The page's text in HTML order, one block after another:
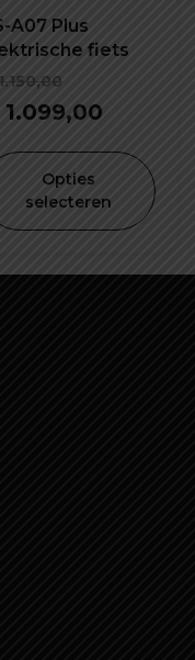
A07 Plus
fiets
prijs
€ 1.150,00.
1.099,00
€
Opties
selecteren